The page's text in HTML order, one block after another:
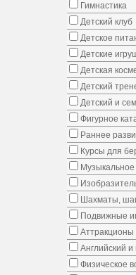
Гимнастика
Детский клуб
Детское
Детские
Детская
Детский
Детский и
Фигурное
Раннее
Курсы для
Шахматы,
Подвижные
Аттракционы
Английский
Физическое